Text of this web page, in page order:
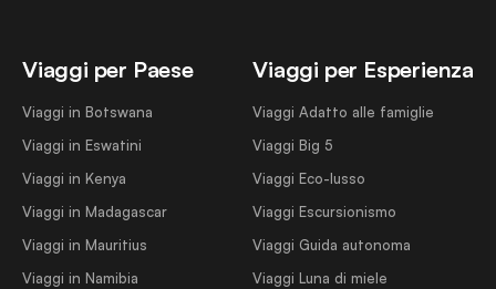
Viaggi per Paese
Viaggi in Botswana
Viaggi in Eswatini
Viaggi in Kenya
Viaggi in Madagascar
Viaggi in Mauritius
Viaggi in Namibia
Viaggi per Esperienza
Viaggi Adatto alle famiglie
Viaggi Big 5
Viaggi Eco-lusso
Viaggi Escursionismo
Viaggi Guida autonoma
Viaggi Luna di miele